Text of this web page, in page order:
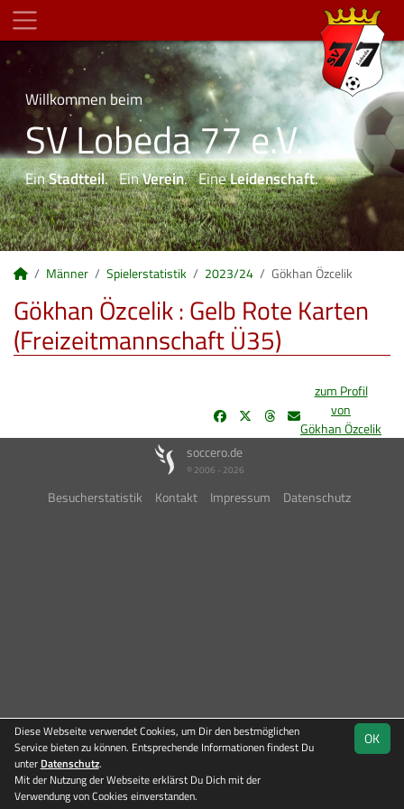
Willkommen beim
SV Lobeda 77 e.V.
EinStadtteil. EinVerein. EineLeidenschaft.
Männer Spielerstatistik 2023/24 Gökhan Özcelik
Gökhan Özcelik : Gelb Rote Karten
(Freizeitmannschaft Ü35)
zum Profil
von
Gökhan Özcelik
soccero.de
© 2006 - 2026
Besucherstatistik Kontakt Impressum Datenschutz
OK
Diese Webseite verwendet Cookies, um Dir den bestmöglichen
Service bieten zu können. Entsprechende Informationen findest Du
unter Datenschutz.
Mit der Nutzung der Webseite erklärst Du Dich mit der
Verwendung von Cookies einverstanden.